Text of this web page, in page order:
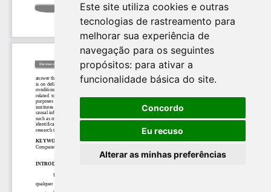
Este site utiliza cookies e outras
tecnologias de rastreamento para
melhorar sua experiência de
navegação para os seguintes
propósitos: para ativar a
funcionalidade básica do site.
Concordo
Eu recuso
Alterar as minhas preferências